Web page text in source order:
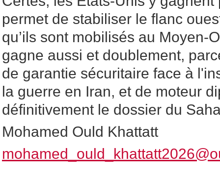
permet de stabiliser le flanc
qu’ils sont mobilisés au Moyen-
gagne aussi et doublement,
de garantie sécuritaire face à
la guerre en Iran, et de moteur
définitivement le dossier du
Mohamed Ould Khattatt